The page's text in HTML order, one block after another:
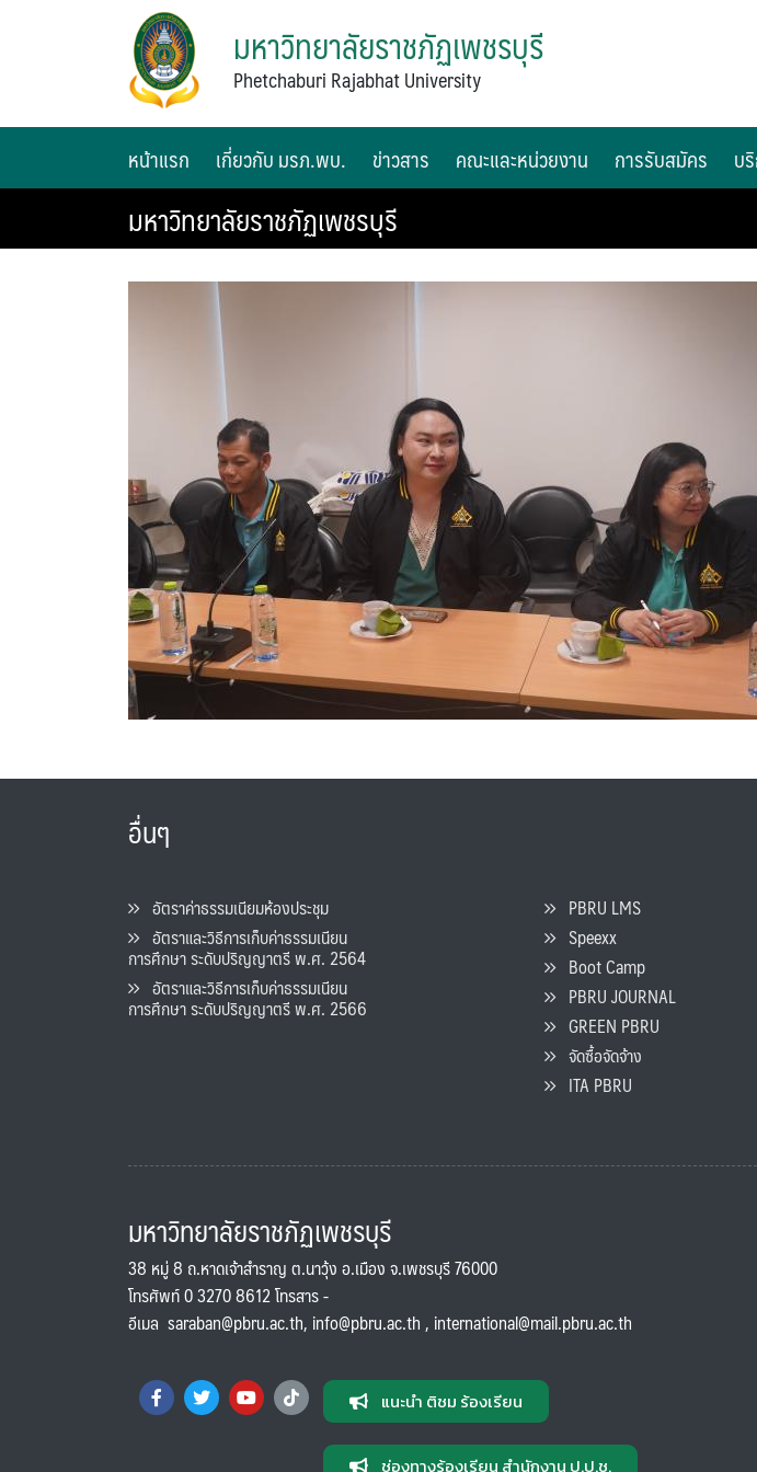
มหาวิทยาลัยราชภัฏเพชรบุรี
Phetchaburi Rajabhat University
หน้าแรก เกี่ยวกับ มรภ.พบ. ข่าวสาร คณะและหน่วยงาน การรับสมัคร บ
มหาวิทยาลัยราชภัฏเพชรบุรี
อื่นๆ
อัตราค่าธรรมเนียมห้องประชุม
อัตราและวิธีการเก็บค่าธรรมเนียน
การศึกษา ระดับปริญญาตรี พ.ศ. 2564
อัตราและวิธีการเก็บค่าธรรมเนียน
การศึกษา ระดับปริญญาตรี พ.ศ. 2566
PBRU LMS
Speexx
Boot Camp
PBRU JOURNAL
GREEN PBRU
จัดซื้อจัดจ้าง
ITA PBRU
มหาวิทยาลัยราชภัฏเพชรบุรี
38 หมู่ 8 ถ.หาดเจ้าสำราญ ต.นาวุ้ง อ.เมือง จ.เพชรบุรี 76000
โทรศัพท์ 0 3270 8612 โทรสาร -
อีเมล saraban@pbru.ac.th, info@pbru.ac.th, international@mail.pbru.ac.th
แนะนำ ติชม ร้องเรียน
ช่องทางร้องเรียน สำนักงาน ป.ป.ช.